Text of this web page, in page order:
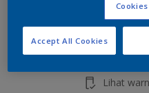
Tambahkan ke
Lihat
Accept All Cookies